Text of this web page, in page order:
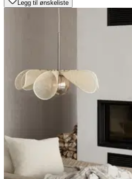
Legg til ønskeliste